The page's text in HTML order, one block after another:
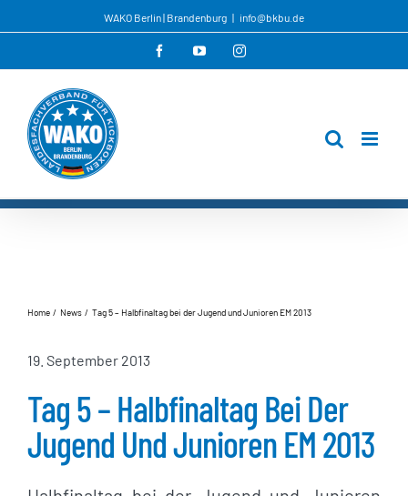
springen
WAKO Berlin | Brandenburg | info@bkbu.de
FacebookYouTubeInstagram
Home News Tag 5 – Halbfinaltag bei der Jugend und Junioren EM 2013
19. September 2013
Tag 5 – Halbfinaltag Bei Der
Jugend Und Junioren EM 2013